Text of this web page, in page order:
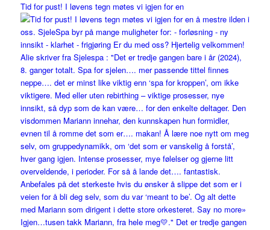
Tid for pust! I løvens tegn møtes vi igjen for en